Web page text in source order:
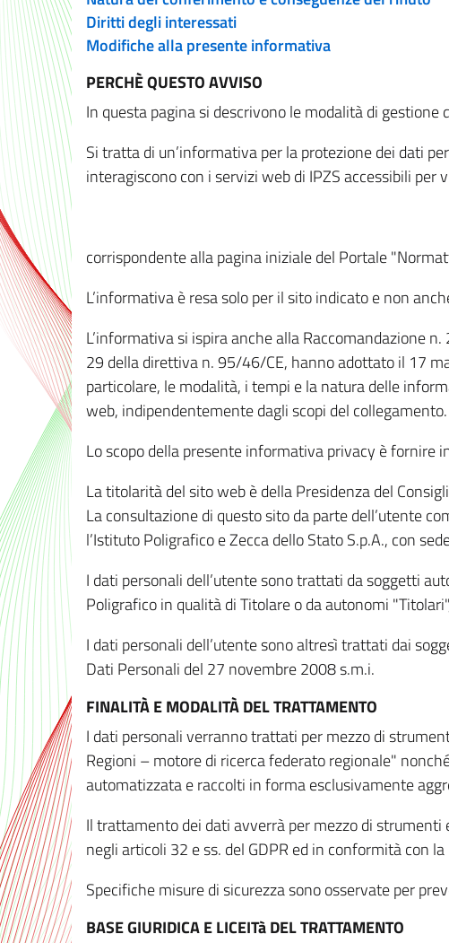
Diritti degli interessati
Modifiche alla presente informativa
PERCHÈ QUESTO AVVISO
In questa pagina si descrivono le modalità di
Si tratta di un’informativa per la protezione dei dati
interagiscono con i servizi web di IPZS accessibili per
corrispondente alla pagina iniziale del Portale
L’informativa è resa solo per il sito indicato e non
L’informativa si ispira anche alla Raccomandazione
29 della direttiva n. 95/46/CE, hanno adottato il 17
particolare, le modalità, i tempi e la natura delle
web, indipendentemente dagli scopi del collegamento.
Lo scopo della presente informativa privacy è fornire
La titolarità del sito web è della Presidenza del
La consultazione di questo sito da parte dell’utente
l’Istituto Poligrafico e Zecca dello Stato S.p.A., con
I dati personali dell’utente sono trattati da soggetti
Poligrafico in qualità di Titolare o da autonomi
I dati personali dell’utente sono altresì trattati dai
Dati Personali del 27 novembre 2008 s.m.i.
FINALITÀ E MODALITÀ DEL TRATTAMENTO
I dati personali verranno trattati per mezzo di
Regioni – motore di ricerca federato regionale"
automatizzata e raccolti in forma esclusivamente
Il trattamento dei dati avverrà per mezzo di
negli articoli 32 e ss. del GDPR ed in conformità con
Specifiche misure di sicurezza sono osservate per
BASE GIURIDICA E LICEITà DEL TRATTAMENTO